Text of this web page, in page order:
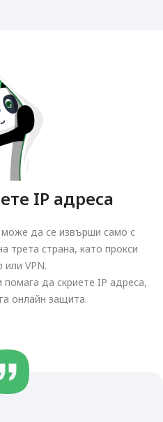
IP адреса
да се извърши само с
трета страна, като прокси
или VPN.
да скриете IP адреса,
онлайн защита.